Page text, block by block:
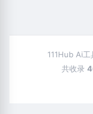
111Hub Ai
共收录